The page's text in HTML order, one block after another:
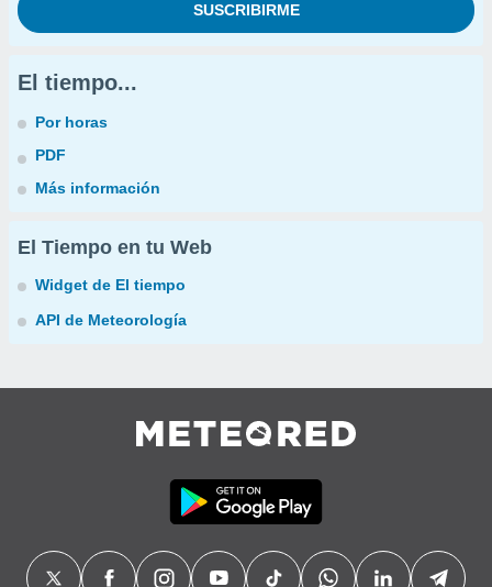
El tiempo...
Por horas
PDF
Más información
El Tiempo en tu Web
Widget de El tiempo
API de Meteorología